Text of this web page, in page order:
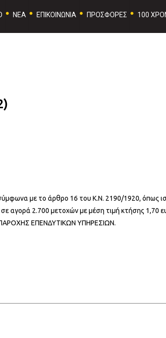
ΝΕΑ ΕΠΙΚΟΙΝΩΝΙΑ ΠΡΟΣΦΟΡΕΣ 100
με το άρθρο 16 του Κ.Ν. 2190/1920, όπως
αγορά 2.700 μετοχών με μέση τιμή κτήσης 1,70
ΠΑΡΟΧΗΣ ΕΠΕΝΔΥΤΙΚΩΝ ΥΠΗΡΕΣΙΩΝ.